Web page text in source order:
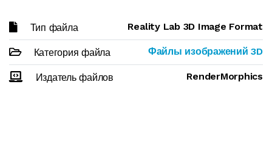
Тип файла Reality Lab 3D Image Format
Категория файла Файлы изображений 3D
Издатель файлов RenderMorphics